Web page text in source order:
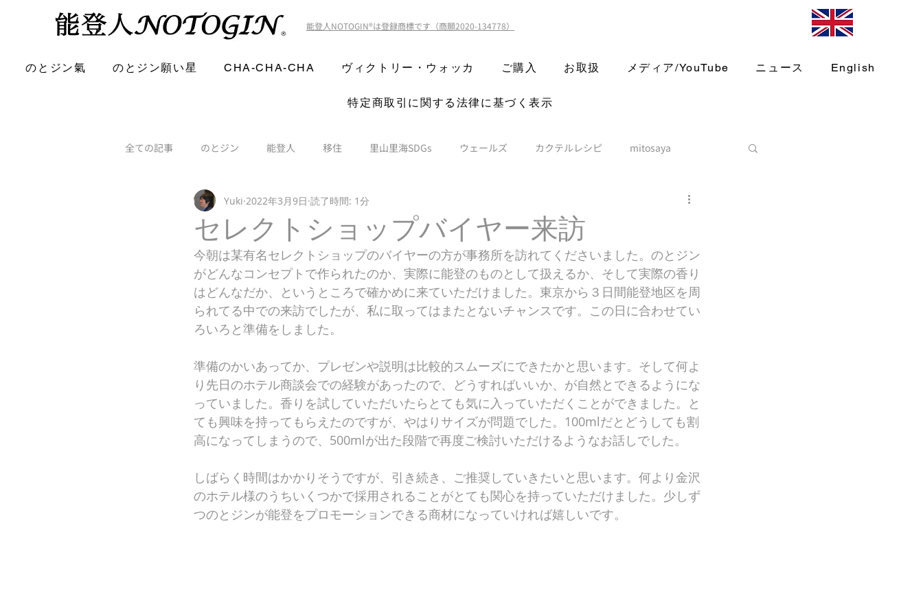
能登人NOTOGIN®️は登録商標です（商願2020-134778）
のとジン氣 のとジン願い星 CHA-CHA-CHA ヴィクトリー・ウォッカ ご購入 お取扱 メディア/YouTube ニュース English
特定商取引に関する法律に基づく表示
全ての記事 のとジン 能登人 移住 里山里海SDGs ウェールズ カクテルレシピ mitosaya
セレクトショップバイヤー来訪
Yuki 2022年3月9日 読了時間: 1分
今朝は某有名セレクトショップのバイヤーの方が事務所を訪れてくださいました。のとジン
がどんなコンセプトで作られたのか、実際に能登のものとして扱えるか、そして実際の香り
はどんなだか、というところで確かめに来ていただけました。東京から３日間能登地区を周
られてる中での来訪でしたが、私に取ってはまたとないチャンスです。この日に合わせてい
ろいろと準備をしました。
準備のかいあってか、プレゼンや説明は比較的スムーズにできたかと思います。そして何よ
り先日のホテル商談会での経験があったので、どうすればいいか、が自然とできるようにな
っていました。香りを試していただいたらとても気に入っていただくことができました。と
ても興味を持ってもらえたのですが、やはりサイズが問題でした。100mlだとどうしても割
高になってしまうので、500mlが出た段階で再度ご検討いただけるようなお話しでした。
しばらく時間はかかりそうですが、引き続き、ご推奨していきたいと思います。何より金沢
のホテル様のうちいくつかで採用されることがとても関心を持っていただけました。少しず
つのとジンが能登をプロモーションできる商材になっていければ嬉しいです。